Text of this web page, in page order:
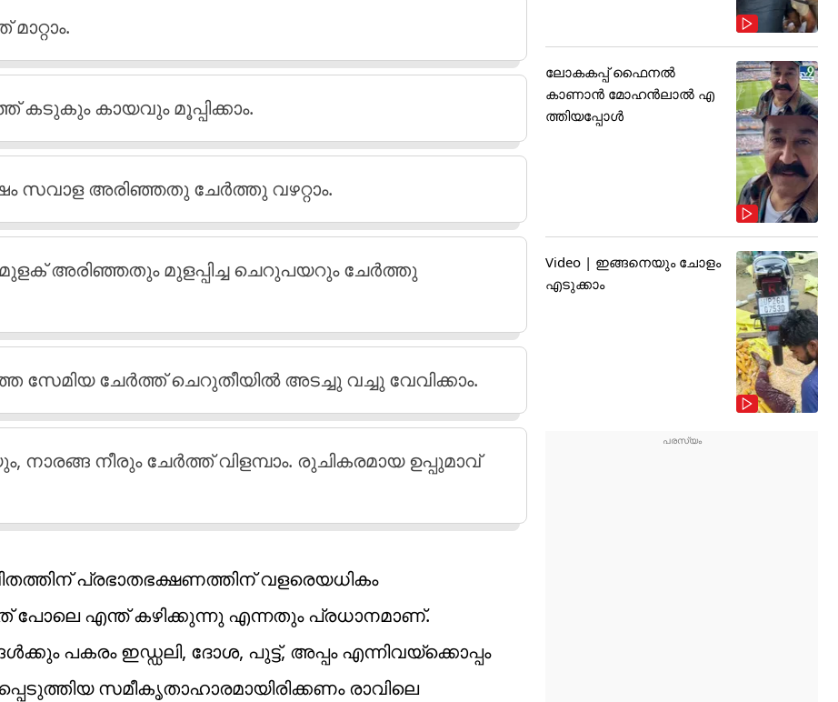
കടുകും കായവും മൂപ്പിക്കാം.
സവാള അരിഞ്ഞതു ചേർത്തു വഴറ്റാം.
അരിഞ്ഞതും മുളപ്പിച്ച ചെറുപയറും ചേർത്തു
സേമിയ ചേർത്ത് ചെറുതീയിൽ അടച്ചു വച്ചു വേവിക്കാം.
നാരങ്ങ നീരും ചേർത്ത് വിളമ്പാം. രുചികരമായ ഉപ്പുമാവ്
പ്രഭാതഭക്ഷണത്തിന് വളരെയധികം
പോലെ എന്ത് കഴിക്കുന്നു എന്നതും പ്രധാനമാണ്.
പകരം ഇഡ്ഡലി, ദോശ, പുട്ട്, അപ്പം എന്നിവയ്ക്കൊപ്പം
സമീകൃതാഹാരമായിരിക്കണം രാവിലെ
ലോകകപ്പ് ഫൈനൽ
കാണാൻ മോഹൻലാൽ എ
ത്തിയപ്പോൾ
Video | ഇങ്ങനെയും ചോളം
എടുക്കാം